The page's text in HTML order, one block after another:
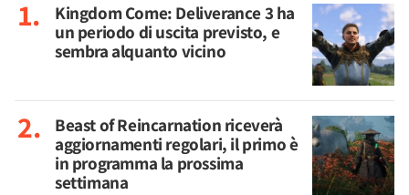
Kingdom Come: Deliverance 3 ha
un periodo di uscita previsto, e
sembra alquanto vicino
Beast of Reincarnation riceverà
aggiornamenti regolari, il primo è
in programma la prossima
settimana